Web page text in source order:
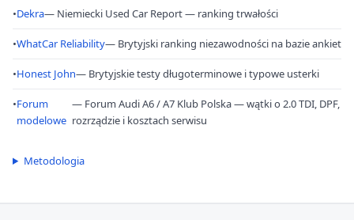
•Dekra— Niemiecki Used Car Report — ranking trwałości
•WhatCar Reliability— Brytyjski ranking niezawodności na bazie ankiet
•Honest John— Brytyjskie testy długoterminowe i typowe usterki
•Forum
modelowe
— Forum Audi A6 / A7 Klub Polska — wątki o 2.0 TDI, DPF,
rozrządzie i kosztach serwisu
Metodologia